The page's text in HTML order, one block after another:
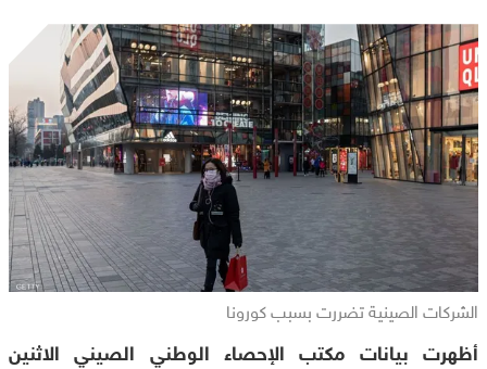
الشركات الصينية تضررت بسبب كورونا
أظهرت بيانات مكتب الإحصاء الوطني الصيني الاثنين